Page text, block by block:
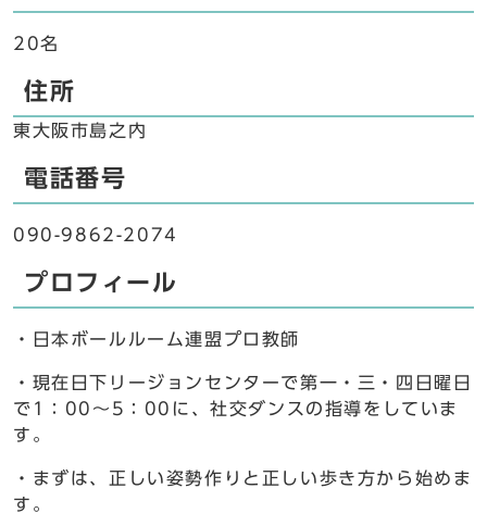
20名
住所
東大阪市島之内
電話番号
090-9862-2074
プロフィール
・日本ボールルーム連盟プロ教師
・現在日下リージョンセンターで第一・三・四日曜日
で1：00～5：00に、社交ダンスの指導をしていま
す。
・まずは、正しい姿勢作りと正しい歩き方から始めま
す。